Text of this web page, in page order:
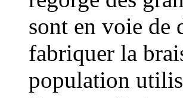
sont en voie de
fabriquer la
population